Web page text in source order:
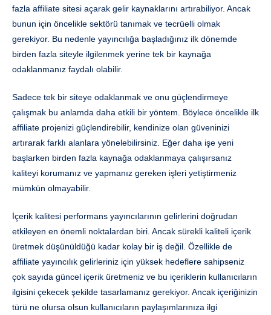
fazla affiliate sitesi açarak gelir kaynaklarını artırabiliyor. Ancak
bunun için öncelikle sektörü tanımak ve tecrüelli olmak
gerekiyor. Bu nedenle yayıncılığa başladığınız ilk dönemde
birden fazla siteyle ilgilenmek yerine tek bir kaynağa
odaklanmanız faydalı olabilir.
Sadece tek bir siteye odaklanmak ve onu güçlendirmeye
çalışmak bu anlamda daha etkili bir yöntem. Böylece öncelikle ilk
affiliate projenizi güçlendirebilir, kendinize olan güveninizi
artırarak farklı alanlara yönelebilirsiniz. Eğer daha işe yeni
başlarken birden fazla kaynağa odaklanmaya çalışırsanız
kaliteyi korumanız ve yapmanız gereken işleri yetiştirmeniz
mümkün olmayabilir.
İçerik kalitesi performans yayıncılarının gelirlerini doğrudan
etkileyen en önemli noktalardan biri. Ancak sürekli kaliteli içerik
üretmek düşünüldüğü kadar kolay bir iş değil. Özellikle de
affiliate yayıncılık gelirleriniz için yüksek hedeflere sahipseniz
çok sayıda güncel içerik üretmeniz ve bu içeriklerin kullanıcıların
ilgisini çekecek şekilde tasarlamanız gerekiyor. Ancak içeriğinizin
türü ne olursa olsun kullanıcıların paylaşımlarınıza ilgi